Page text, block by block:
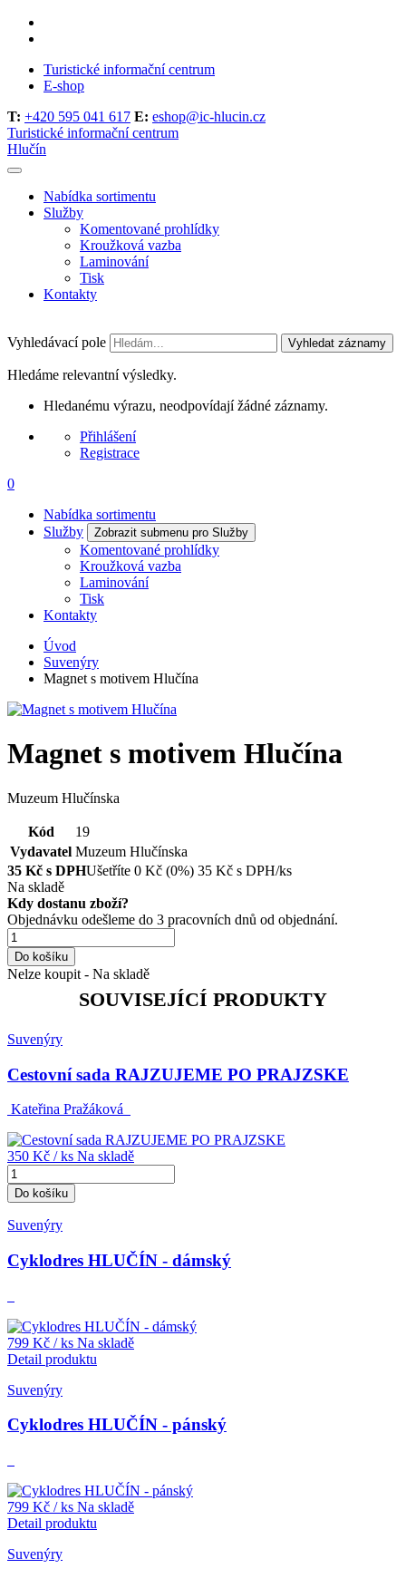
Turistické informační centrum
E-shop
T: +420 595 041 617 E: eshop@ic-hlucin.cz
Turistické informační centrum
Hlučín
Nabídka sortimentu
Služby
Komentované prohlídky
Kroužková vazba
Laminování
Tisk
Kontakty
Vyhledávací pole Vyhledat záznamy
Hledáme relevantní výsledky.
Hledanému výrazu, neodpovídají žádné záznamy.
Přihlášení
Registrace
0
Nabídka sortimentu
Služby
Zobrazit submenu pro Služby
Komentované prohlídky
Kroužková vazba
Laminování
Tisk
Kontakty
Úvod
Suvenýry
Magnet s motivem Hlučína
Magnet s motivem Hlučína
Muzeum Hlučínska
Kód
19
Vydavatel Muzeum Hlučínska
35 Kč s DPHUšetříte 0 Kč (0%) 35 Kč s DPH/ks
Na skladě
Kdy dostanu zboží?
Objednávku odešleme do 3 pracovních dnů od objednání.
Do košíku
Nelze koupit - Na skladě
SOUVISEJÍCÍ PRODUKTY
Suvenýry
Cestovní sada RAJZUJEME PO PRAJZSKE
Kateřina Pražáková
350 Kč / ks Na skladě
Do košíku
Suvenýry
Cyklodres HLUČÍN - dámský
799 Kč / ks Na skladě
Detail produktu
Suvenýry
Cyklodres HLUČÍN - pánský
799 Kč / ks Na skladě
Detail produktu
Suvenýry